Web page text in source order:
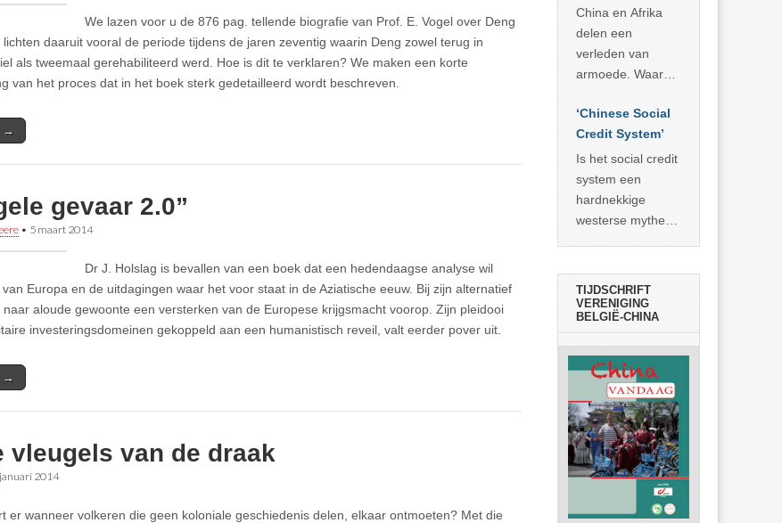
We lazen voor u de 876 pag. tellende biografie van Prof. E. Vogel over Deng
lichten daaruit vooral de periode tijdens de jaren zeventig waarin Deng zowel terug in
als tweemaal gerehabiliteerd werd. Hoe is dit te verklaren? We maken een korte
van het proces dat in het boek sterk gedetailleerd wordt beschreven.
→
gevaar 2.0”
• 5 maart 2014
Dr J. Holslag is bevallen van een boek dat een hedendaagse analyse wil
Europa en de uitdagingen waar het voor staat in de Aziatische eeuw. Bij zijn alternatief
aloude gewoonte een versterken van de Europese krijgsmacht voorop. Zijn pleidooi
investeringsdomeinen gekoppeld aan een humanistisch reveil, valt eerder pover uit.
→
vleugels van de draak
2014
er wanneer volkeren die geen koloniale geschiedenis delen, elkaar ontmoeten? Met die
afnam van de
Britse
marxistische
econoom Michael
zien dat
… >> lees meer
Wat Afrika kan
leren van
China’s
economisch
China en Afrika
delen een
verleden van
armoede. Waar
voorbije veertig
jaar in slaagde
meer dan 800
miljoen mensen
uit de armoede
… >> lees meer
‘Chinese Social
Credit System’
Is het social credit
system een
hardnekkige
westerse mythe of
TIJDSCHRIFT
VERENIGING
BELGIË-CHINA